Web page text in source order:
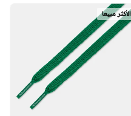
الأكثر مبيعا